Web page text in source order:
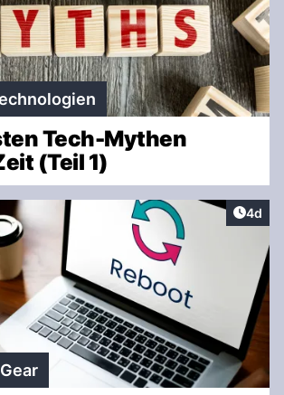
Tech-Mythen
(Teil 1)
4d